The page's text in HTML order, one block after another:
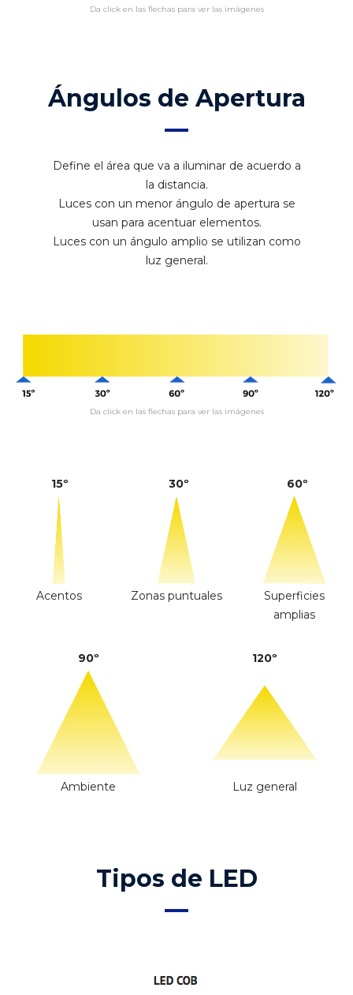
Da click en las flechas para ver las imágenes
Ángulos de Apertura
Define el área que va a iluminar de acuerdo a
la distancia.
Luces con un menor ángulo de apertura se
usan para acentuar elementos.
Luces con un ángulo amplio se utilizan como
luz general.
Da click en las flechas para ver las imágenes
15º
Acentos
30º
Zonas puntuales
60º
Superficies
amplias
90º
Ambiente
120º
Luz general
Tipos de LED